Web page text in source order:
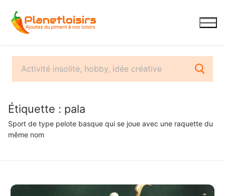
contenu
Étiquette : pala
Sport de type pelote basque qui se joue avec une raquette du
même nom